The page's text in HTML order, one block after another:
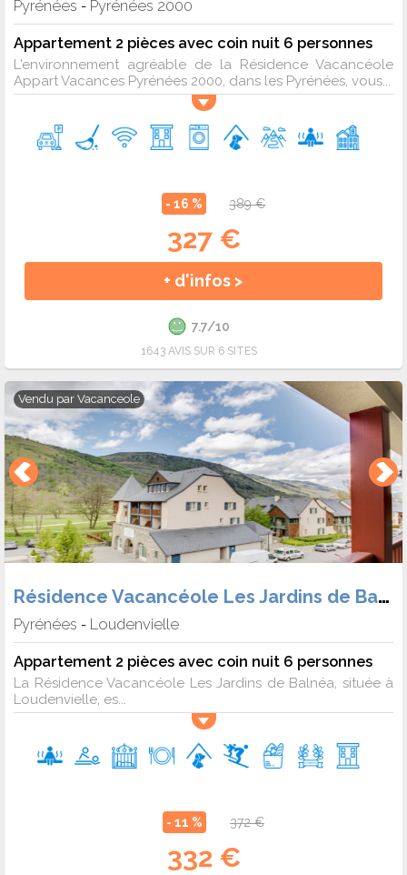
Pyrénées - Pyrénées 2000
Appartement 2 pièces avec coin nuit 6 personnes
L'environnement agréable de la Résidence Vacancéole
Appart Vacances Pyrénées 2000, dans les Pyrénées, vous...
- 16 % 389 €
327 €
+ d'infos >
7.7/10
1643 AVIS SUR 6 SITES
Vendu par Vacanceole
Résidence Vacancéole Les Jardins de Balnéa
Pyrénées - Loudenvielle
Appartement 2 pièces avec coin nuit 6 personnes
La Résidence Vacancéole Les Jardins de Balnéa, située à
Loudenvielle, es...
- 11 % 372 €
332 €